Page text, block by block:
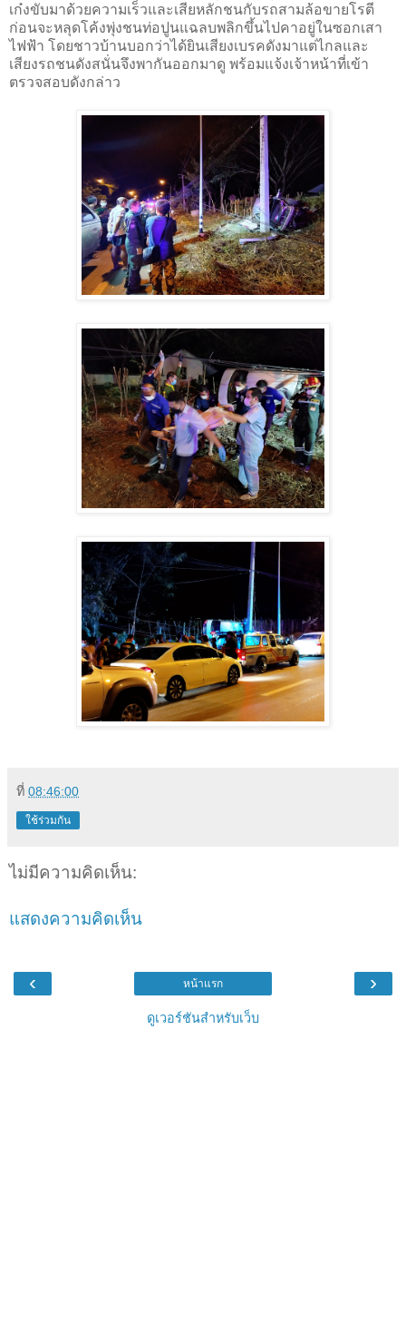
เก๋งขับมาด้วยความเร็วและเสียหลักชนกับรถสามล้อขายโรตี
ก่อนจะหลุดโค้งพุ่งชนท่อปูนแฉลบพลิกขึ้นไปคาอยู่ในซอกเสา
ไฟฟ้า โดยชาวบ้านบอกว่าได้ยินเสียงเบรคดังมาแต่ไกลและ
เสียงรถชนดังสนั่นจึงพากันออกมาดู พร้อมแจ้งเจ้าหน้าที่เข้า
ตรวจสอบดังกล่าว
ที่ 08:46:00
ใช้ร่วมกัน
ไม่มีความคิดเห็น:
แสดงความคิดเห็น
‹ ›
หน้าแรก
ดูเวอร์ชันสำหรับเว็บ